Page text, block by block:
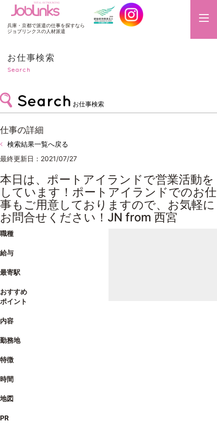
JobLinks
兵庫・京都で派遣の仕事を探すなら
ジョブリンクスの人材派遣
お仕事検索
Search
お仕事検索
仕事の詳細
検索結果一覧へ戻る
最終更新日：2021/07/27
本日は、ポートアイランドで営業活動を
しています！ポートアイランドでのお仕
事もご用意しておりますので、お気軽に
お問合せください！JN from 西宮
職種
給与
最寄駅
おすすめ
ポイント
内容
勤務地
特徴
時間
地図
PR